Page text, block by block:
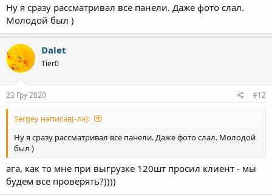
Ну я сразу рассматривал все панели. Даже фото слал.
Молодой был )
Dalet
Tier0
23 Гру 2020 #12
Sergey написав(-ла):
Ну я сразу рассматривал все панели. Даже фото слал. Молодой
был )
ага, как то мне при выгрузке 120шт просил клиент - мы
будем все проверять?))))